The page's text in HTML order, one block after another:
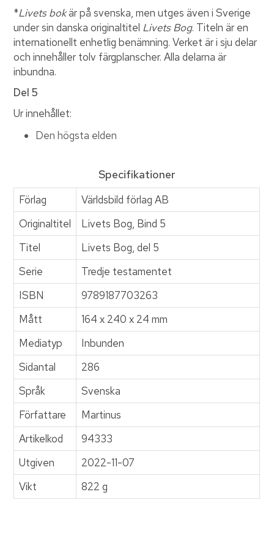
*Livets bokär på svenska, men utges även i Sverige
under sin danska originaltitel Livets Bog. Titeln är en
internationellt enhetlig benämning. Verket är i sju delar
och innehåller tolv färgplanscher. Alla delarna är
inbundna.
Del 5
Ur innehållet:
Den högsta elden
Specifikationer
Förlag
Världsbild förlag AB
Originaltitel
Livets Bog, Bind 5
Titel
Livets Bog, del 5
Serie
Tredje testamentet
ISBN
9789187703263
Mått
164 x 240 x 24 mm
Mediatyp
Inbunden
Sidantal
286
Språk
Svenska
Författare
Martinus
Artikelkod
94333
Utgiven
2022-11-07
Vikt
822 g